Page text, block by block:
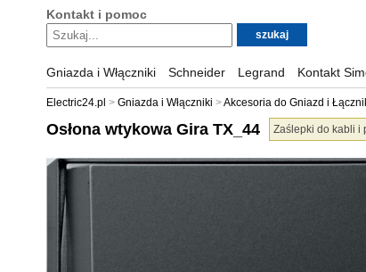
Kontakt i pomoc
Gniazda i Włączniki Schneider Legrand Kontakt
Electric24.pl Gniazda i Włączniki Akcesoria do Gniazd i
Osłona wtykowa Gira TX_44 Zaślepki do kabli i